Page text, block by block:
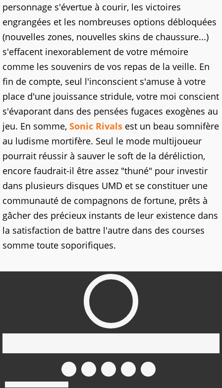
personnage s'évertue à courir, les victoires
engrangées et les nombreuses options débloquées
(nouvelles zones, nouvelles skins de chaussure...)
s'effacent inexorablement de votre mémoire
comme les souvenirs de vos repas de la veille. En
fin de compte, seul l'inconscient s'amuse à votre
place d'une jouissance stridule, votre moi conscient
s'évaporant dans des pensées fugaces exogènes au
jeu. En somme, Sonic Rivals est un beau somnifère
au ludisme mortifère. Seul le mode multijoueur
pourrait réussir à sauver le soft de la déréliction,
encore faudrait-il être assez "thuné" pour investir
dans plusieurs disques UMD et se constituer une
communauté de compagnons de fortune, prêts à
gâcher des précieux instants de leur existence dans
la satisfaction de battre l'autre dans des courses
somme toute soporifiques.